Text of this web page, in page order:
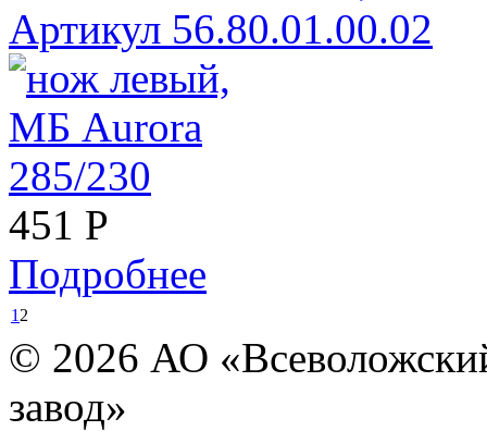
Артикул 56.80.01.00.02
451 Р
Подробнее
1 2
© 2026 АО
завод»